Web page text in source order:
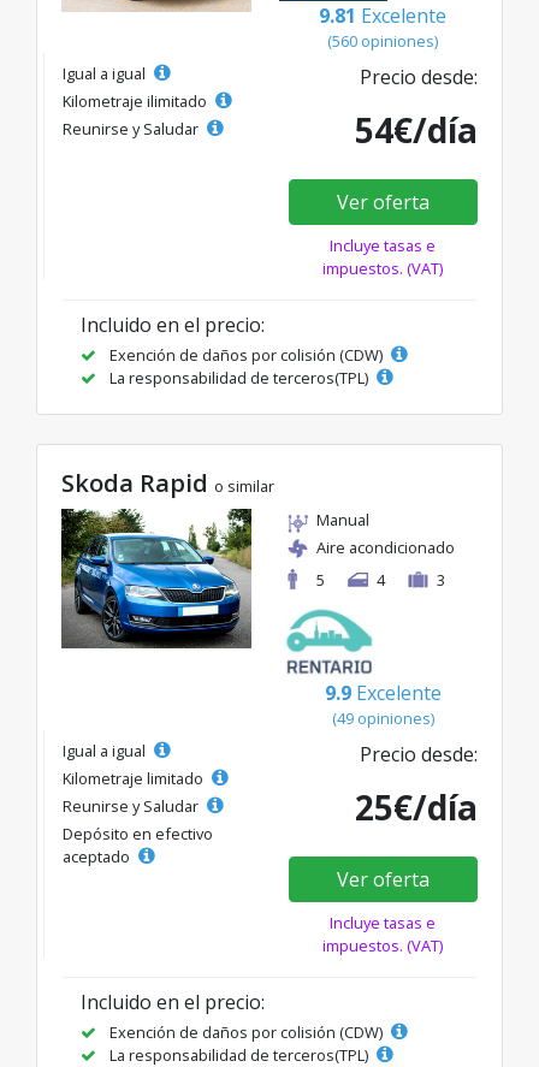
9.81 Excelente
(560 opiniones)
Igual a igual
Kilometraje ilimitado
Reunirse y Saludar
Precio desde:
54€/día
Ver oferta
Incluye tasas e
impuestos. (VAT)
Incluido en el precio:
Exención de daños por colisión (CDW)
La responsabilidad de terceros(TPL)
Skoda Rapid o similar
Manual
Aire acondicionado
5
4 3
9.9 Excelente
(49 opiniones)
Igual a igual
Kilometraje limitado
Reunirse y Saludar
Depósito en efectivo
aceptado
Precio desde:
25€/día
Ver oferta
Incluye tasas e
impuestos. (VAT)
Incluido en el precio:
Exención de daños por colisión (CDW)
La responsabilidad de terceros(TPL)